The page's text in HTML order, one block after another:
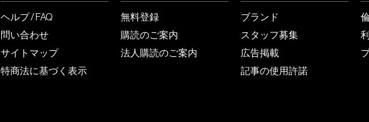
ヘルプ / FAQ
問い合わせ
サイトマップ
特商法に基づく表示
無料登録
購読のご案内
法人購読のご案内
ブランド
スタッフ募集
広告掲載
記事の使用許諾